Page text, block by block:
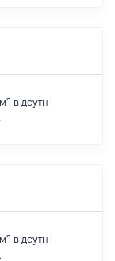
відсутні
відсутні